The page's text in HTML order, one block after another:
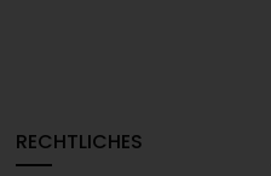
RECHTLICHES